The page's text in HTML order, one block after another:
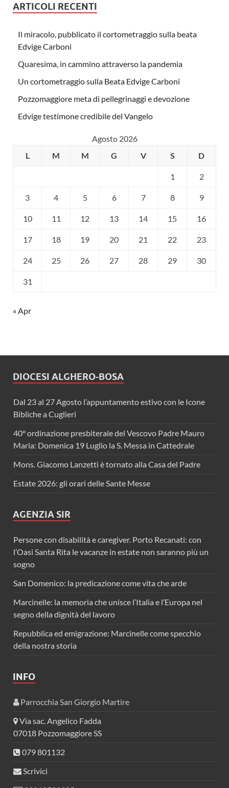
ARTICOLI RECENTI
Il miracolo, pubblicato il cortometraggio sulla beata
Edvige Carboni
Quaresima, in cammino attraverso la pandemia
Un cortometraggio sulla Beata Edvige Carboni
Pozzomaggiore meta di pellegrinaggi e devozione
Edvige testimone credibile del Vangelo
Agosto 2026
L
M M G V S D
1 2
3 4 5 6 7 8 9
10 11 12 13 14 15 16
17 18 19 20 21 22 23
24 25 26 27 28 29 30
31
« Apr
DIOCESI ALGHERO-BOSA
Dal 23 al 27 Agosto l’appuntamento estivo con le Icone
Bibliche a Cuglieri
40° ordinazione presbiterale del Vescovo Padre Mauro
Maria: Domenica 19 Luglio la S. Messa in Cattedrale
Mons. Giacomo Lanzetti è tornato alla Casa del Padre
Estate 2026: gli orari delle Sante Messe
AGENZIA SIR
Persone con disabilità e caregiver. Porto Recanati: con
l’Oasi Santa Rita le vacanze in estate non saranno più un
sogno
San Domenico: la predicazione come vita che arde
Marcinelle: la memoria che unisce l’Italia e l’Europa nel
segno della dignità del lavoro
Repubblica ed emigrazione: Marcinelle come specchio
della nostra storia
INFO
Parrocchia San Giorgio Martire
Via sac. Angelico Fadda
07018 Pozzomaggiore SS
079 801132
Scrivici